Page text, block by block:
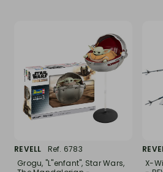
REVELL
Ref. 6783
Grogu, "L"enfant", Star Wars,
X-